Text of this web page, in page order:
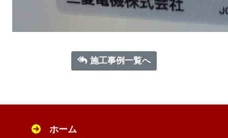
施工事例一覧へ
ホーム